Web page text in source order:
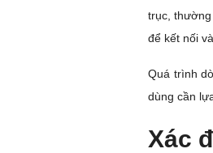
trục,
để kết nối
Quá trình
dùng cần
Xác